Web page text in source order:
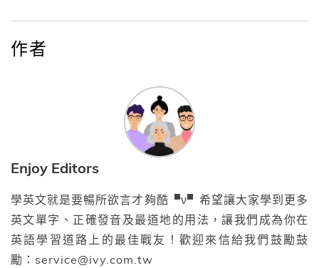
作者
Enjoy Editors
學英文就是要暢所欲言才夠酷▝ν▘希望讓大家學到更多
英文單字、正確發音及最道地的用法，讓我們成為你在
英語學習道路上的最佳戰友！歡迎來信給我們鼓勵鼓
勵：service@ivy.com.tw